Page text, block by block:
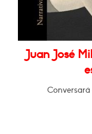
Juan José
Conversará